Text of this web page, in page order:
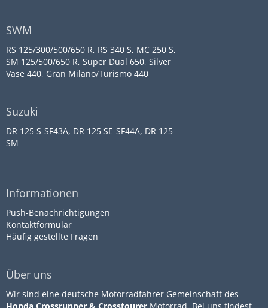
SWM
RS 125/300/500/650 R, RS 340 S, MC 250 S,
SM 125/500/650 R, Super Dual 650, Silver
Vase 440, Gran Milano/Turismo 440
Suzuki
DR 125 S-SF43A, DR 125 SE-SF44A, DR 125
SM
Informationen
Push-Benachrichtigungen
Kontaktformular
Häufig gestellte Fragen
Über uns
Wir sind eine deutsche Motorradfahrer Gemeinschaft des